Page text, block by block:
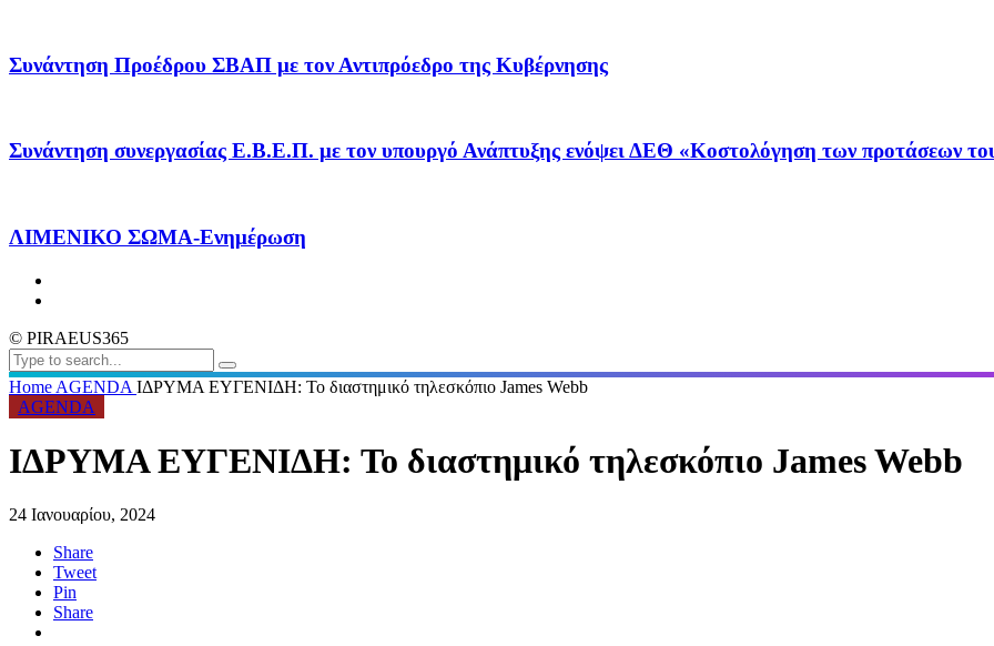
Συνάντηση Προέδρου ΣΒΑΠ με τον Αντιπρόεδρο της Κυβέρνησης
Συνάντηση συνεργασίας Ε.Β.Ε.Π. με τον υπουργό Ανάπτυξης ενόψει ΔΕΘ «Κοστολόγηση των προτάσεων
ΛΙΜΕΝΙΚΟ ΣΩΜΑ-Ενημέρωση
© PIRAEUS365
Home AGENDA ΙΔΡΥΜΑ ΕΥΓΕΝΙΔΗ: Το διαστημικό τηλεσκόπιο James Webb
AGENDA
ΙΔΡΥΜΑ ΕΥΓΕΝΙΔΗ: Το διαστημικό τηλεσκόπιο James Webb
24 Ιανουαρίου, 2024
Share
Tweet
Pin
Share